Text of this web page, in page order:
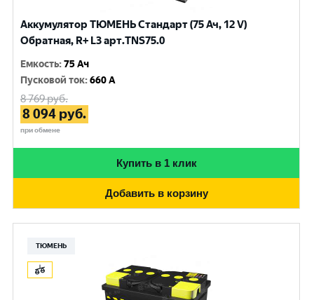
Аккумулятор ТЮМЕНЬ Стандарт (75 Ач, 12 V)
Обратная, R+ L3 арт.TNS75.0
Емкость:75 Ач
Пусковой ток:660 A
8 769руб.
8 094 руб.
при обмене
Купить в 1 клик
Добавить в корзину
ТЮМЕНЬ